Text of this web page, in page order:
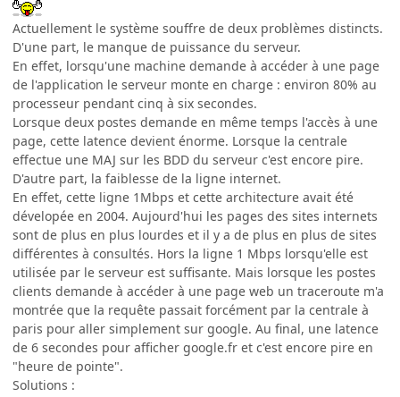
Actuellement le système souffre de deux problèmes distincts.
D'une part, le manque de puissance du serveur.
En effet, lorsqu'une machine demande à accéder à une page
de l'application le serveur monte en charge : environ 80% au
processeur pendant cinq à six secondes.
Lorsque deux postes demande en même temps l'accès à une
page, cette latence devient énorme. Lorsque la centrale
effectue une MAJ sur les BDD du serveur c'est encore pire.
D'autre part, la faiblesse de la ligne internet.
En effet, cette ligne 1Mbps et cette architecture avait été
dévelopée en 2004. Aujourd'hui les pages des sites internets
sont de plus en plus lourdes et il y a de plus en plus de sites
différentes à consultés. Hors la ligne 1 Mbps lorsqu'elle est
utilisée par le serveur est suffisante. Mais lorsque les postes
clients demande à accéder à une page web un traceroute m'a
montrée que la requête passait forcément par la centrale à
paris pour aller simplement sur google. Au final, une latence
de 6 secondes pour afficher google.fr et c'est encore pire en
"heure de pointe".
Solutions :